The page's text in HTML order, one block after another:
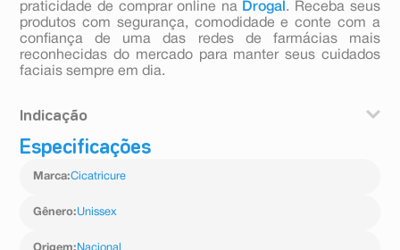
praticidade de comprar online naDrogal . Receba seus
produtos com segurança, comodidade e conte com a
confiança de uma das redes de farmácias mais
reconhecidas do mercado para manter seus cuidados
faciais sempre em dia.
Indicação
Limpe e seque completamente a pele do rosto e
Aplique uma quantidade suficiente do creme facial.
ascendentes.
orientação profissional.
Especificações
Marca:Cicatricure
Gênero:Unissex